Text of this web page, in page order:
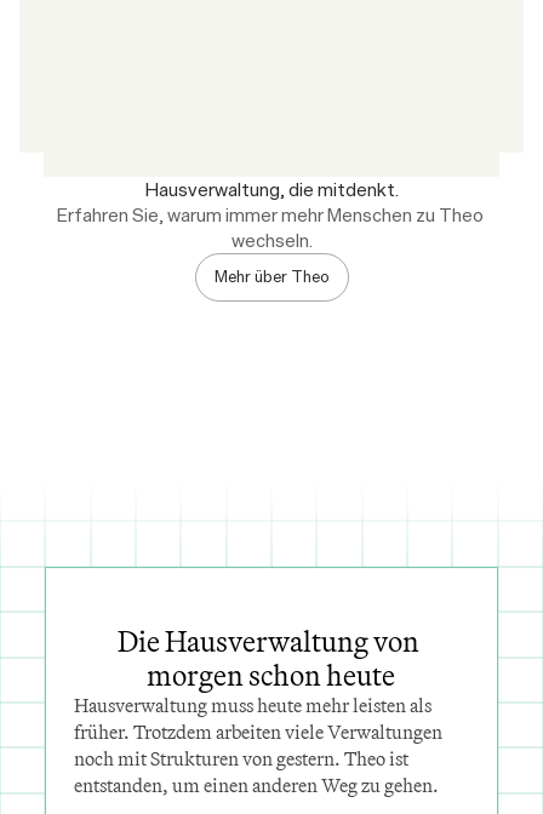
Hausverwaltung, die mitdenkt.
Erfahren Sie, warum immer mehr Menschen zu Theo
wechseln.
Mehr über Theo
Die Hausverwaltung von
morgen schon heute
Hausverwaltung muss heute mehr leisten als
früher. Trotzdem arbeiten viele Verwaltungen
noch mit Strukturen von gestern. Theo ist
entstanden, um einen anderen Weg zu gehen.